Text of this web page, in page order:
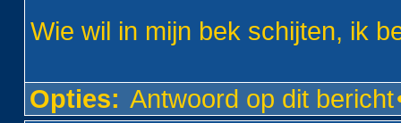
Wie wil in mijn bek schijten, ik
Opties: Antwoord op dit bericht